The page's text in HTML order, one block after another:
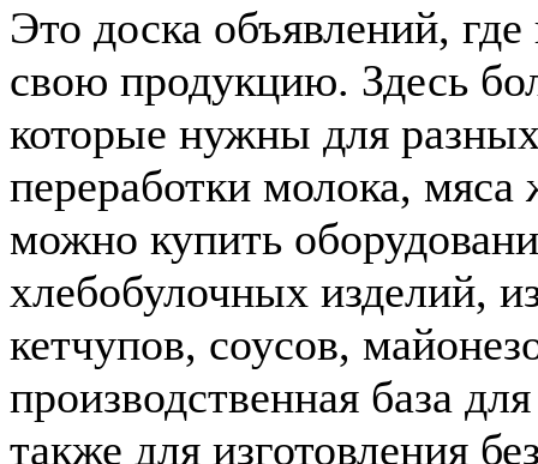
Это доска объявлений,
свою продукцию. Здесь
которые нужны для
переработки молока,
можно купить
хлебобулочных изделий,
кетчупов, соусов,
производственная база
также для изготовления